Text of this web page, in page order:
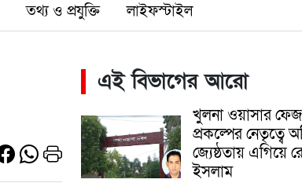
তথ্য ও প্রযুক্তি লাইফস্টাইল
এই বিভাগের আরো
খুলনা ওয়াসার
প্রকল্পের নেতৃত্বে
জ্যেষ্ঠতায় এগিয়ে
ইসলাম